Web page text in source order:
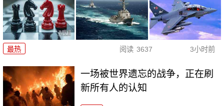
最热 阅读 3637 3小时前
一场被世界遗忘的战争，正在刷
新所有人的认知